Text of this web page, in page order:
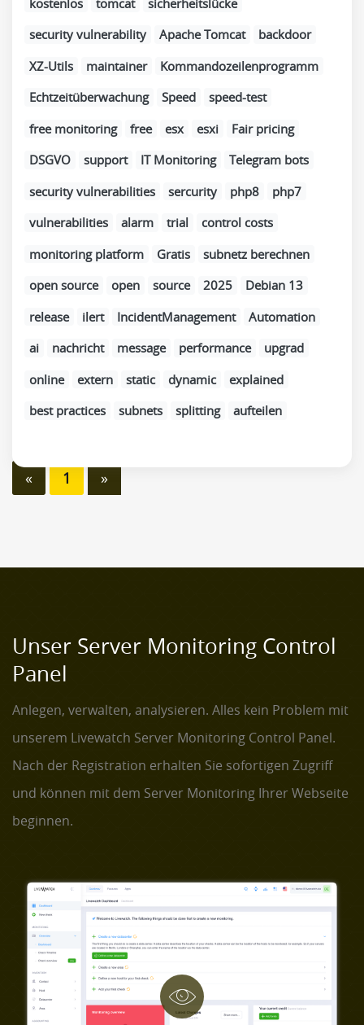
security vulnerability
Apache Tomcat
backdoor
XZ-Utils
maintainer
Kommandozeilenprogramm
Echtzeitüberwachung
Speed
speed-test
free monitoring
free esx esxi
Fair pricing
DSGVO
support IT Monitoring
Telegram bots
security vulnerabilities
sercurity php8
php7
vulnerabilities
alarm trial
control costs
monitoring platform
Gratis
subnetz berechnen
open source
open source 2025
Debian 13
release
ilert IncidentManagement
Automation
ai
nachricht message performance
upgrad
online
extern static dynamic
explained
best practices
subnets splitting aufteilen
« 1 »
Unser Server Monitoring Control
Panel
Anlegen, verwalten, analysieren. Alles kein Problem mit
unserem Livewatch Server Monitoring Control Panel.
Nach der Registration erhalten Sie sofortigen Zugriff
und können mit dem Server Monitoring Ihrer Webseite
beginnen.